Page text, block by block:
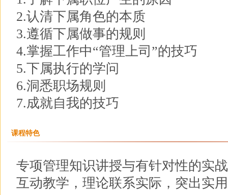
2.认清下属角色的本质
3.遵循下属做事的规则
4.掌握工作中“管理上司”的技巧
5.下属执行的学问
6.洞悉职场规则
7.成就自我的技巧
课程特色
专项管理知识讲授与有针对性的实
互动教学，理论联系实际，突出实